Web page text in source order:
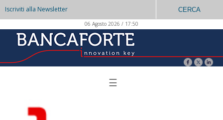
Iscriviti alla Newsletter CERCA
06 Agosto 2026 / 17:50
☰